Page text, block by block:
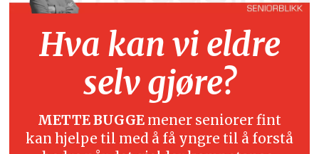
Hva kan vi eldre
selv gjøre?
METTE BUGGE mener seniorer fint
kan hjelpe til med å få yngre til å forstå